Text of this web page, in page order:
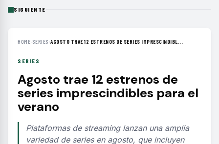
SIGUIENTE
HOME› SERIES ›AGOSTO TRAE 12 ESTRENOS DE SERIES IMPRESCINDIBL...
SERIES
Agosto trae 12 estrenos de
series imprescindibles para el
verano
Plataformas de streaming lanzan una amplia
variedad de series en agosto, que incluyen